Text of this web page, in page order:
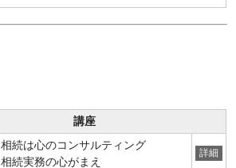
講座
相続は心のコンサルティング
相続実務の心がまえ
詳細